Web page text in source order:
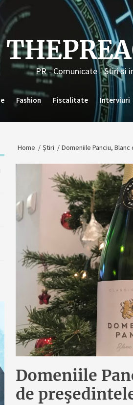
PR - Comunicate - Stiri si
Fashion Fiscalitate Interviuri
Home Știri Domeniile Panciu,
Domeniile
de